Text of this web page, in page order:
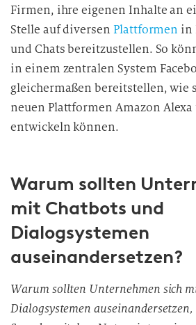
Firmen, ihre eigenen Inhalte an
Stelle auf diversen Plattformen in
und Chats bereitzustellen. So
in einem zentralen System
gleichermaßen bereitstellen, wie
neuen Plattformen Amazon Alexa
entwickeln können.
Warum sollten
mit Chatbots und
Dialogsystemen
auseinandersetzen?
Warum sollten Unternehmen sich
Dialogsystemen